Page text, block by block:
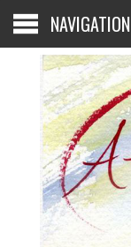
NAVIGATION